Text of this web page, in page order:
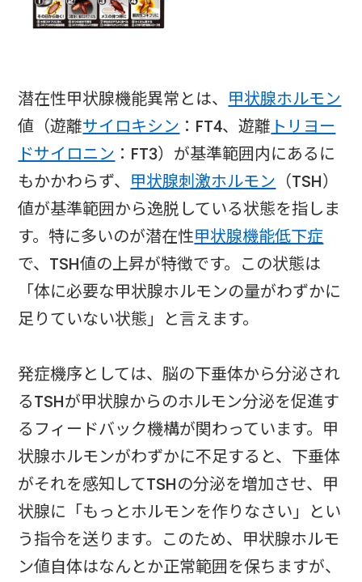
潜在性甲状腺機能異常とは、 甲状腺ホルモン
値（遊離サイロキシン ：FT4、遊離 トリヨー
ドサイロニン ：FT3）が基準範囲内にあるに
もかかわらず、 甲状腺刺激ホルモン （TSH）
値が基準範囲から逸脱している状態を指しま
す。特に多いのが潜在性甲状腺機能低下症
で、TSH値の上昇が特徴です。この状態は
「体に必要な甲状腺ホルモンの量がわずかに
足りていない状態」と言えます。
発症機序としては、脳の下垂体から分泌され
るTSHが甲状腺からのホルモン分泌を促進す
るフィードバック機構が関わっています。甲
状腺ホルモンがわずかに不足すると、下垂体
がそれを感知してTSHの分泌を増加させ、甲
状腺に「もっとホルモンを作りなさい」とい
う指令を送ります。このため、甲状腺ホルモ
ン値自体はなんとか正常範囲を保ちますが、